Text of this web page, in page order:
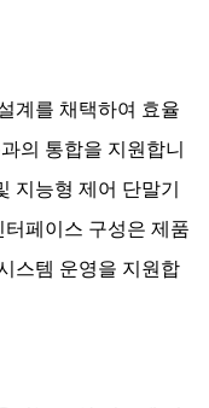
계를 채택하여 효율
의 통합을 지원합니
지능형 제어 단말기
페이스 구성은 제품
스템 운영을 지원합